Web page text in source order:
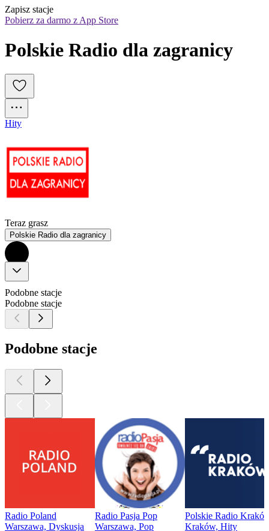
Zapisz stacje
Pobierz za darmo z App Store
Polskie Radio dla zagranicy
Hity
Teraz grasz
Polskie Radio dla zagranicy
Podobne stacje
Podobne stacje
Podobne stacje
Radio Poland
Warszawa, Dyskusja
Radio Pasja Pop
Warszawa, Pop
Polskie Radio
Kraków, Hity